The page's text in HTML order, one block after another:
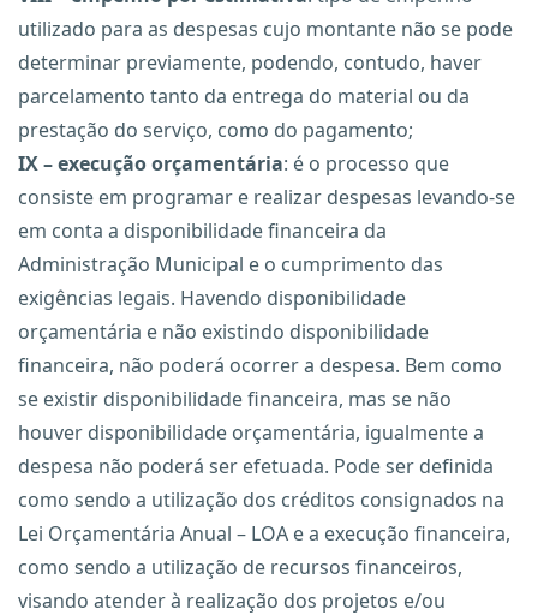
utilizado para as despesas cujo montante não se pode
determinar previamente, podendo, contudo, haver
parcelamento tanto da entrega do material ou da
prestação do serviço, como do pagamento;
IX – execução orçamentária: é o processo que
consiste em programar e realizar despesas levando-se
em conta a disponibilidade financeira da
Administração Municipal e o cumprimento das
exigências legais. Havendo disponibilidade
orçamentária e não existindo disponibilidade
financeira, não poderá ocorrer a despesa. Bem como
se existir disponibilidade financeira, mas se não
houver disponibilidade orçamentária, igualmente a
despesa não poderá ser efetuada. Pode ser definida
como sendo a utilização dos créditos consignados na
Lei Orçamentária Anual – LOA e a execução financeira,
como sendo a utilização de recursos financeiros,
visando atender à realização dos projetos e/ou